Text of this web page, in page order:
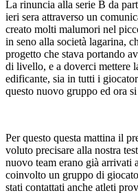
La rinuncia alla serie B da
ieri sera attraverso un
creato molti malumori nel
in seno alla società lagarina,
progetto che stava portando
di livello, e a doverci mettere
edificante, sia in tutti i
questo nuovo gruppo ed ora
Per questo questa mattina il
voluto precisare alla nostra
nuovo team erano già arrivati
coinvolto un gruppo di
stati contattati anche atleti